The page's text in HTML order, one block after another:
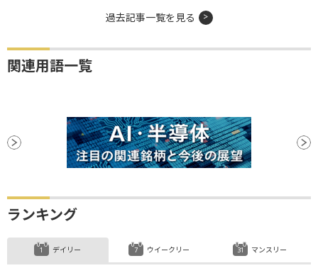
過去記事一覧を見る
関連用語一覧
ランキング
デイリー ウイークリー マンスリー